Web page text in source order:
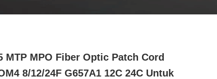
MTP MPO Fiber Optic Patch Cord
8/12/24F G657A1 12C 24C Untuk